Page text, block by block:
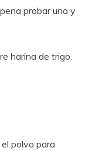
probar una y
harina de trigo.
polvo para